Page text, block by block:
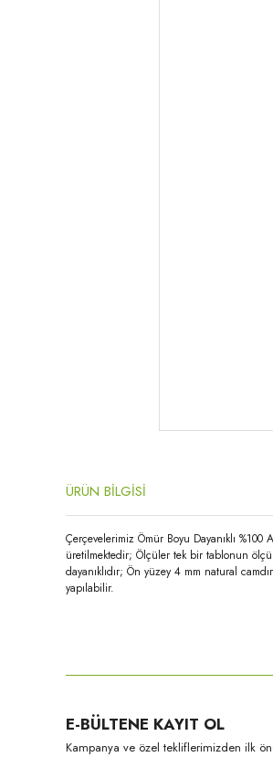
ÜRÜN BİLGİSİ
Çerçevelerimiz Ömür Boyu Dayanıklı
üretilmektedir; Ölçüler tek bir tablonun
dayanıklıdır; Ön yüzey 4 mm natural
yapılabilir.
Ürün açıklamasında eksik bilgiler
Ürün bilgilerinde hatalar bulunuyor.
E-BÜLTENE KAYIT OL
Kampanya ve özel tekliflerimizden ilk